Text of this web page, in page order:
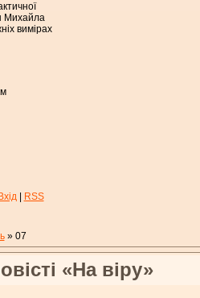
Михайла
вимірах
Вхід| RSS
» 07
«На віру»